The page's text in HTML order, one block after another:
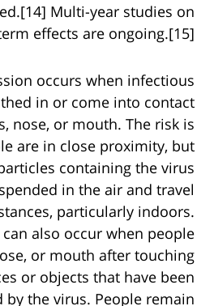
Multi-year studies on
effects are ongoing.[15]
occurs when infectious
in or come into contact
nose, or mouth. The risk is
are in close proximity, but
containing the virus
in the air and travel
particularly indoors.
also occur when people
or mouth after touching
or objects that have been
by the virus. People remain